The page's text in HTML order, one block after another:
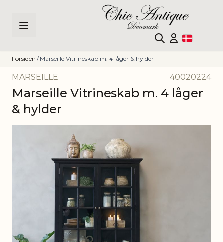
Forsiden / Marseille Vitrineskab m. 4 låger & hylder
MARSEILLE 40020224
Marseille Vitrineskab m. 4 låger
& hylder